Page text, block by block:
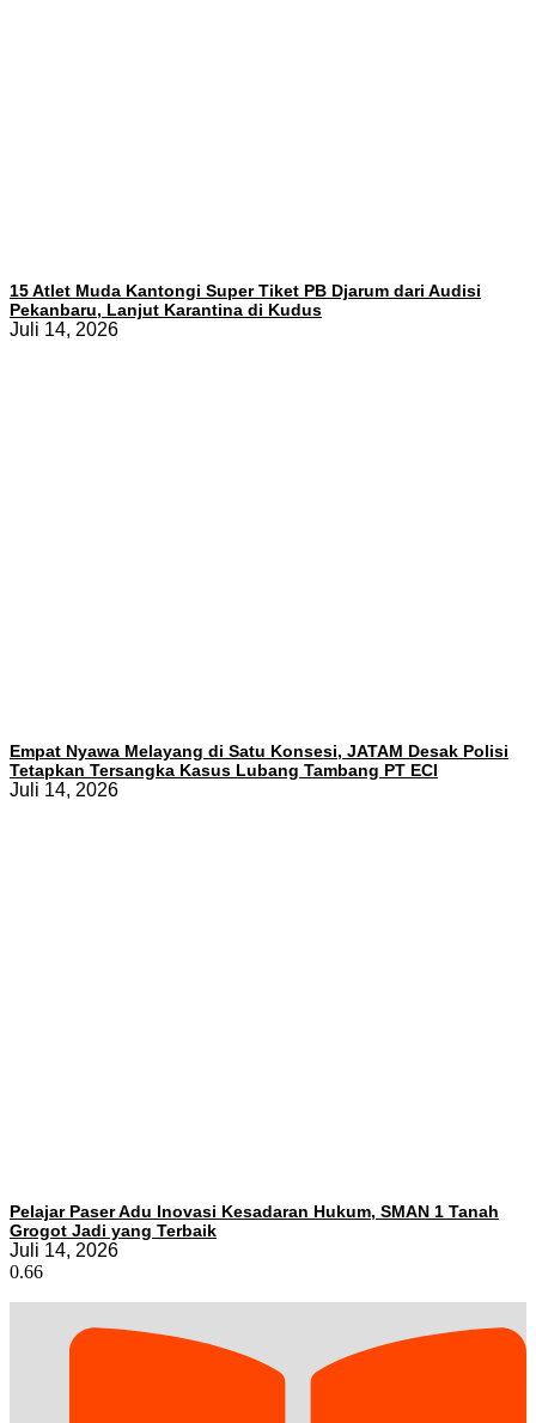
15 Atlet Muda Kantongi Super Tiket PB Djarum dari Audisi
Pekanbaru, Lanjut Karantina di Kudus
Juli 14, 2026
Empat Nyawa Melayang di Satu Konsesi, JATAM Desak Polisi
Tetapkan Tersangka Kasus Lubang Tambang PT ECI
Juli 14, 2026
Pelajar Paser Adu Inovasi Kesadaran Hukum, SMAN 1 Tanah
Grogot Jadi yang Terbaik
Juli 14, 2026